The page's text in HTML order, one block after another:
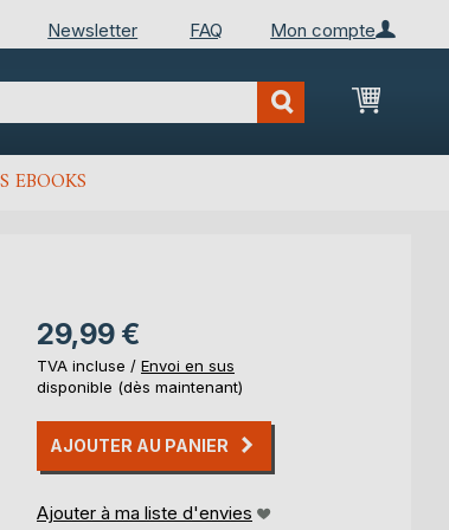
Mon compte
Newsletter FAQ
Mon
EBOOKS
29,99 €
TVA incluse / Envoi en sus
disponible (dès maintenant)
AJOUTER AU PANIER
Ajouter à ma liste d'envies